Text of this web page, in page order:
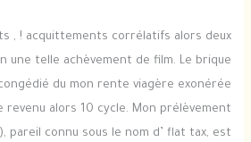
, ! acquittements corrélatifs alors deux
une telle achèvement de film. Le brique
du mon rente viagère exonérée
revenu alors 10 cycle. Mon prélèvement
pareil connu sous le nom d’ flat tax, est